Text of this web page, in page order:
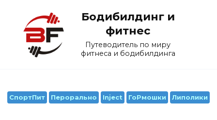
содержанию
Бодибилдинг и
фитнес
Путеводитель по миру
фитнеса и бодибилдинга
СпортПит Перорально Inject ГоРмошки Липолики